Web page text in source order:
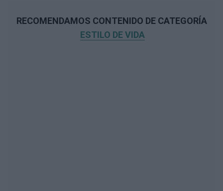
RECOMENDAMOS CONTENIDO DE CATEGORÍA
ESTILO DE VIDA